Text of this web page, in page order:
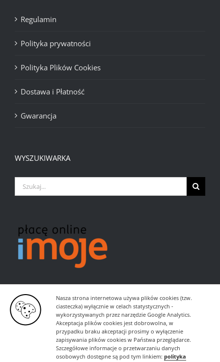
Nasza strona internetowa używa plików cookies (tzw.
ciasteczka) wyłącznie w celach statystycznych -
wykorzystywanych przez narzędzie Google Analytics.
Akceptacja plików cookies jest dobrowolna, w
przypadku braku akceptacji prosimy o wyłączenie
zapisywania plików cookies w Państwa przeglądarce.
Szczegółowe informacje o przetwarzaniu danych
osobowych dostępne są pod tym linkiem: polityka
Regulamin
Polityka prywatności
Polityka Plików Cookies
Dostawa i Płatność
Gwarancja
WYSZUKIWARKA
Szukaj